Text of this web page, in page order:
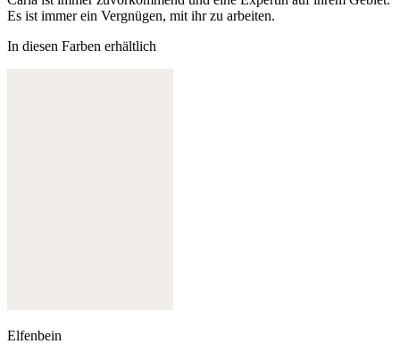
Es ist immer ein Vergnügen, mit ihr zu arbeiten.
In diesen Farben erhältlich
Elfenbein